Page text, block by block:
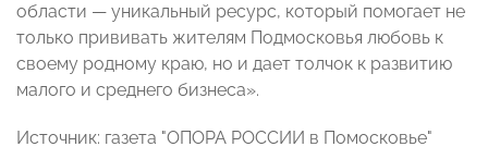
области — уникальный ресурс, который помогает не
только прививать жителям Подмосковья любовь к
своему родному краю, но и дает толчок к развитию
малого и среднего бизнеса».
Источник: газета "ОПОРА РОССИИ в Помосковье"